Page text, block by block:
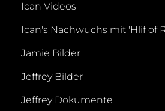
Ican Videos
Ican's Nachwuchs mit 'Hlif of
Jamie Bilder
Jeffrey Bilder
Jeffrey Dokumente